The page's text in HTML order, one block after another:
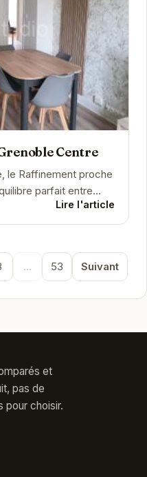
Centre
le Raffinement proche
parfait entre
authentique. Cet...
Lire l'article
... 53 Suivant
et
pas de
pour choisir.